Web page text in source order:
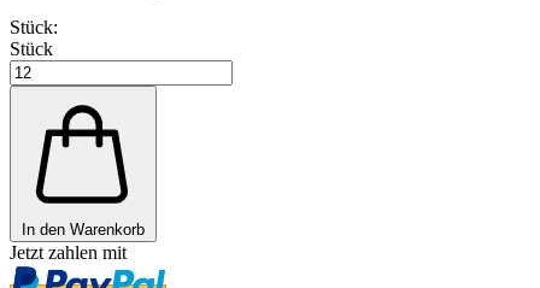
Stück:
Stück
In den Warenkorb
Jetzt zahlen mit